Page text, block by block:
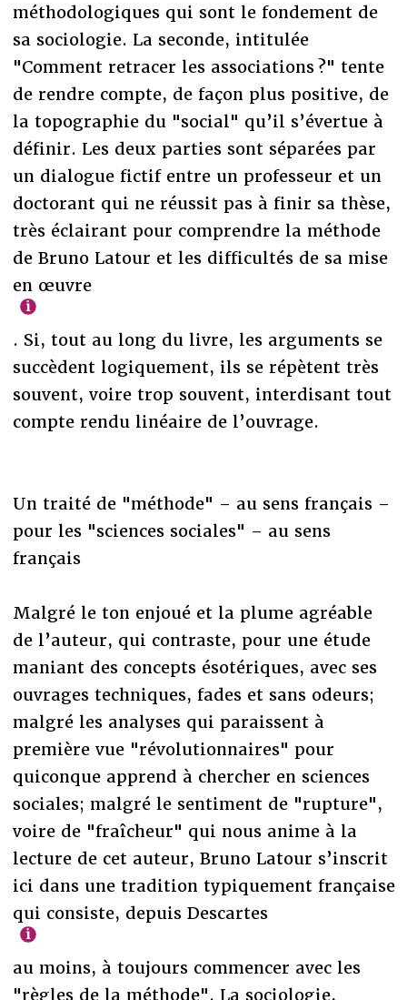
méthodologiques qui sont le fondement de
sa sociologie. La seconde, intitulée
"Comment retracer les associations ?" tente
de rendre compte, de façon plus positive, de
la topographie du "social" qu’il s’évertue à
définir. Les deux parties sont séparées par
un dialogue fictif entre un professeur et un
doctorant qui ne réussit pas à finir sa thèse,
très éclairant pour comprendre la méthode
de Bruno Latour et les difficultés de sa mise
en œuvre
. Si, tout au long du livre, les arguments se
succèdent logiquement, ils se répètent très
souvent, voire trop souvent, interdisant tout
compte rendu linéaire de l’ouvrage.
Un traité de "méthode" – au sens français –
pour les "sciences sociales" – au sens
français
Malgré le ton enjoué et la plume agréable
de l’auteur, qui contraste, pour une étude
maniant des concepts ésotériques, avec ses
ouvrages techniques, fades et sans odeurs;
malgré les analyses qui paraissent à
première vue "révolutionnaires" pour
quiconque apprend à chercher en sciences
sociales; malgré le sentiment de "rupture",
voire de "fraîcheur" qui nous anime à la
lecture de cet auteur, Bruno Latour s’inscrit
ici dans une tradition typiquement française
qui consiste, depuis Descartes
au moins, à toujours commencer avec les
"règles de la méthode". La sociologie,